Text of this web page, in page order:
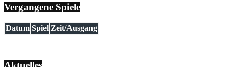
Vergangene Spiele
Datum Spiel Zeit/Ausgang